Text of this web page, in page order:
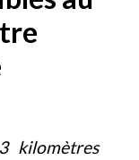
kilomètres